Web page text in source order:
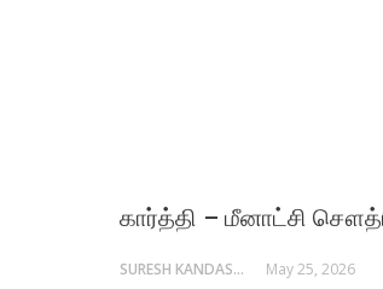
கார்த்தி – மீனாட்சி
SURESH KANDASAMY May 25, 2026